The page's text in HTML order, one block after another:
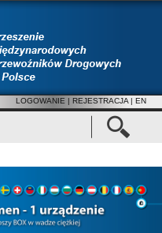
LOGOWANIE | REJESTRACJA | EN